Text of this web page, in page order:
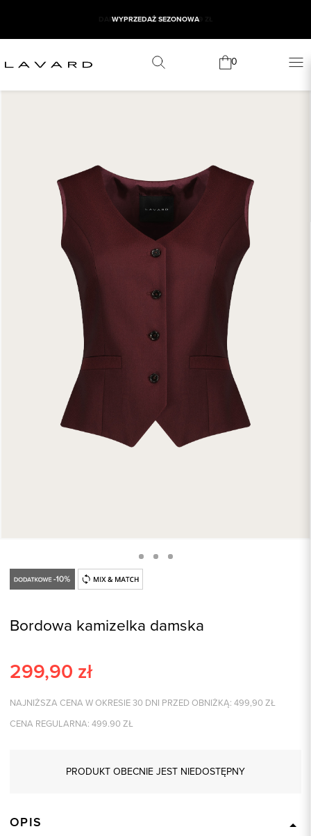
WYPRZEDAŻ SEZONOWA
0
Bordowa kamizelka damska
299,90 zł
NAJNIŻSZA CENA W OKRESIE 30 DNI PRZED OBNIŻKĄ: 499,90 ZŁ
CENA REGULARNA: 499.90 ZŁ
PRODUKT OBECNIE JEST NIEDOSTĘPNY
OPIS